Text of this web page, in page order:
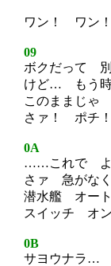
ワン！ ワン
09
ボクだって
けど… もう時
このままじゃ
さァ！ ポチ
0A
……これで
さァ 急がな
潜水艦 オー
スイッチ オ
0B
サヨウナラ…